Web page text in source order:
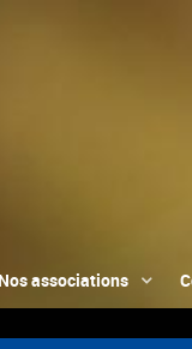
Nos associations